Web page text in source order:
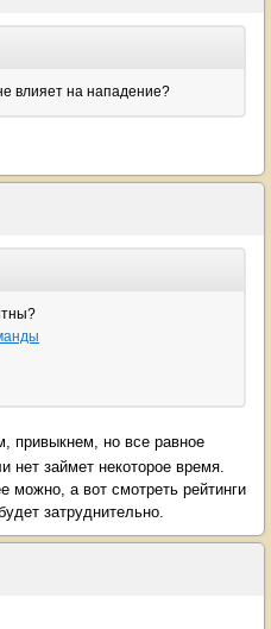
влияет на нападение?
привыкнем, но все равное
нет займет некоторое время.
можно, а вот смотреть рейтинги
затруднительно.